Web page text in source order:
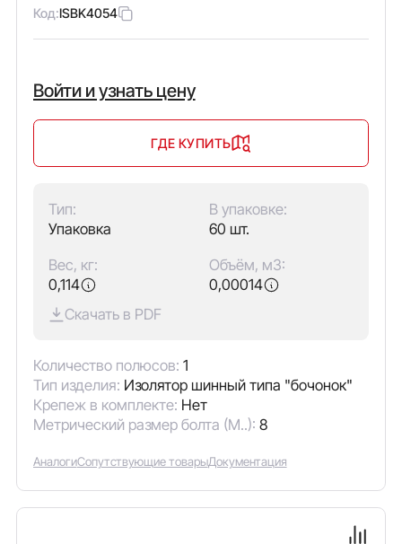
Код:ISBK4054
Войти и узнать цену
ГДЕ КУПИТЬ
Тип:
Упаковка
В упаковке:
60 шт.
Вес, кг:
0,114
Объём, м3:
0,00014
Скачать в PDF
Количество полюсов: 1
Тип изделия: Изолятор шинный типа "бочонок"
Крепеж в комплекте: Нет
Метрический размер болта (М..): 8
АналогиСопутствующие товарыДокументация